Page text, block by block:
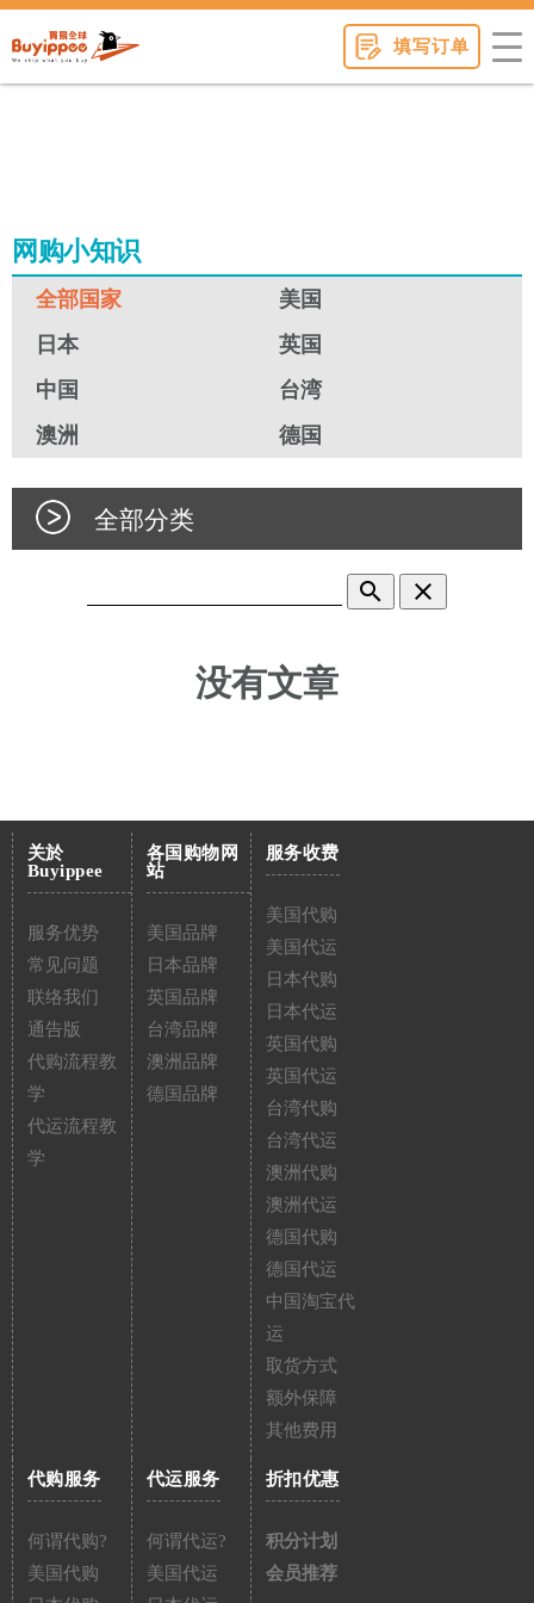
填写订单
网购小知识
全部国家
美国
日本
英国
中国
台湾
澳洲
德国
全部分类
search clear
没有文章
关於
Buyippee
服务优势
常见问题
联络我们
通告版
代购流程教
学
代运流程教
学
各国购物网
站
美国品牌
日本品牌
英国品牌
台湾品牌
澳洲品牌
德国品牌
服务收费
美国代购
美国代运
日本代购
日本代运
英国代购
英国代运
台湾代购
台湾代运
澳洲代购
澳洲代运
德国代购
德国代运
中国淘宝代
运
取货方式
额外保障
其他费用
代购服务
何谓代购?
美国代购
代运服务
何谓代运?
美国代运
折扣优惠
积分计划
会员推荐